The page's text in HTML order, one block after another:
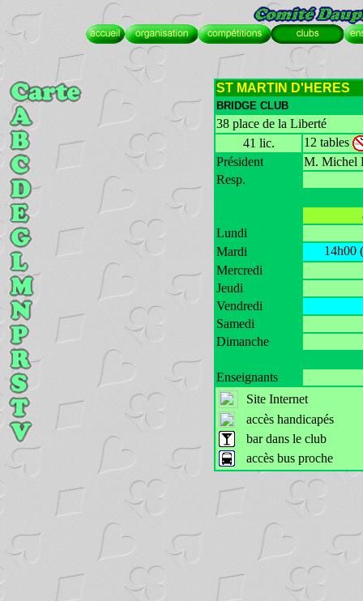
ST MARTIN D'HERES
BRIDGE CLUB
38 place de la Liberté
41 lic.
12 tables
Président
M. Michel
Resp.
Lundi
Mardi
14h00 (
Mercredi
Jeudi
Vendredi
Samedi
Dimanche
Enseignants
Site Internet
accès handicapés
bar dans le club
accès bus proche